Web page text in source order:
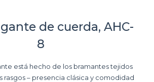
de cuerda, AHC-
8
está hecho de los bramantes tejidos
rasgos – presencia clásica y comodidad